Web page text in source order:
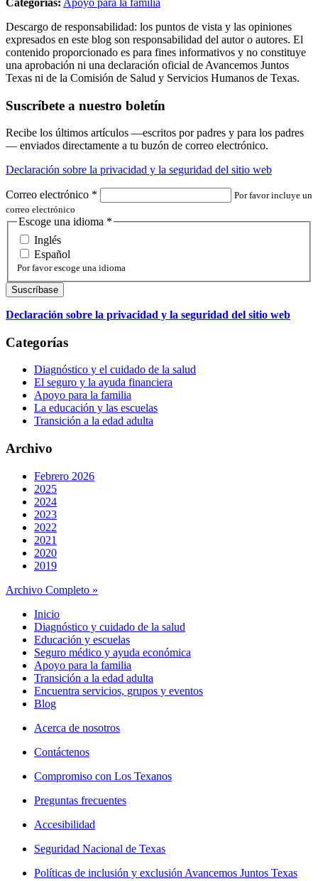
Categorías: Apoyo para la familia
Descargo de responsabilidad: los puntos de vista y las opiniones
expresados en este blog son responsabilidad del autor o autores. El
contenido proporcionado es para fines informativos y no constituye
una aprobación ni una declaración oficial de Avancemos Juntos
Texas ni de la Comisión de Salud y Servicios Humanos de Texas.
Suscríbete a nuestro boletín
Recibe los últimos artículos —escritos por padres y para los padres
— enviados directamente a tu buzón de correo electrónico.
Declaración sobre la privacidad y la seguridad del sitio web
Correo electrónico *
Por favor incluye un
correo electrónico
Escoge una idioma *
Inglés
Español
Por favor escoge una idioma
Declaración sobre la privacidad y la seguridad del sitio web
Categorías
Diagnóstico y el cuidado de la salud
El seguro y la ayuda financiera
Apoyo para la familia
La educación y las escuelas
Transición a la edad adulta
Archivo
Febrero 2026
2025
2024
2023
2022
2021
2020
2019
Archivo Completo »
Inicio
Diagnóstico y cuidado de la salud
Educación y escuelas
Seguro médico y ayuda económica
Apoyo para la familia
Transición a la edad adulta
Encuentra servicios, grupos y eventos
Blog
Acerca de nosotros
Contáctenos
Compromiso con Los Texanos
Preguntas frecuentes
Accesibilidad
Seguridad Nacional de Texas
Políticas de inclusión y exclusión Avancemos Juntos Texas